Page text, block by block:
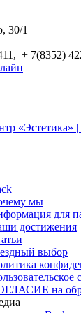
30/1
+ 7(8352)
мы
для
достижения
выбор
на